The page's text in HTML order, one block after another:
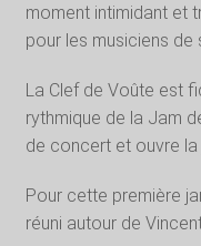
moment intimidant et
pour les musiciens de
La Clef de Voûte est
rythmique de la Jam
de concert et ouvre la
Pour cette première
réuni autour de